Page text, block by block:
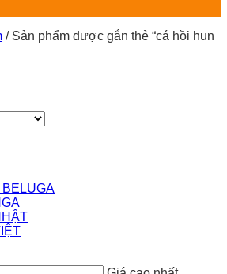
/Sản phẩm được gắn thẻ “cá hồi hun